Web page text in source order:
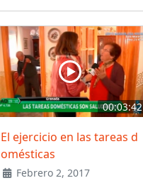
00:03:42
El ejercicio en las tareas d
omésticas
Febrero 2, 2017